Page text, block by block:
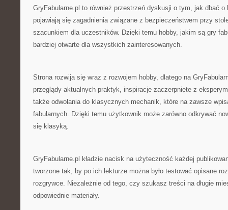
GryFabularne.pl to również przestrzeń dyskusji o tym, jak dbać
pojawiają się zagadnienia związane z bezpieczeństwem przy
szacunkiem dla uczestników. Dzięki temu hobby, jakim są gry
bardziej otwarte dla wszystkich zainteresowanych.
Strona rozwija się wraz z rozwojem hobby, dlatego na
przeglądy aktualnych praktyk, inspiracje zaczerpnięte z
także odwołania do klasycznych mechanik, które na zawsze
fabularnych. Dzięki temu użytkownik może zarówno odkrywać
się klasyką.
GryFabularne.pl kładzie nacisk na użyteczność każdej
tworzone tak, by po ich lekturze można było testować opisane
rozgrywce. Niezależnie od tego, czy szukasz treści na długie
odpowiednie materiały.